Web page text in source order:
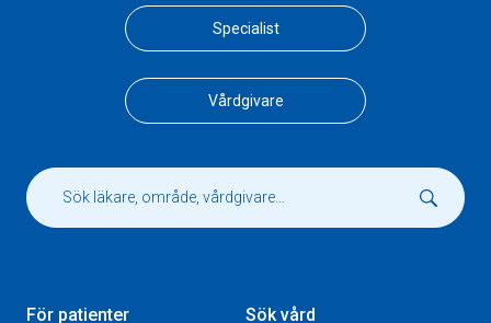
Specialist
Vårdgivare
För patienter
Sök vård